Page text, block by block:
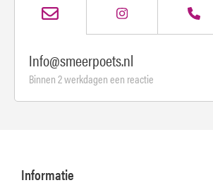
Info@smeerpoets.nl
Binnen 2 werkdagen een reactie
Informatie